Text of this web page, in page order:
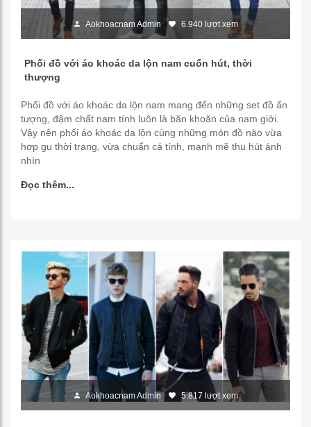
Aokhoacnam Admin 6.940 lượt xem
Phối đồ với áo khoác da lộn nam cuốn hút, thời
thượng
Phối đồ với áo khoác da lộn nam mang đến những set đồ ấn
tượng, đậm chất nam tính luôn là băn khoăn của nam giới.
Vậy nên phối áo khoác da lộn cùng những món đồ nào vừa
hợp gu thời trang, vừa chuẩn cá tính, mạnh mẽ thu hút ánh
nhìn
Đọc thêm...
Aokhoacnam Admin 5.817 lượt xem